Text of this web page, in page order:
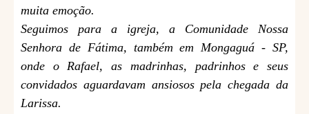
muita emoção.
Seguimos para a igreja, a Comunidade Nossa
Senhora de Fátima, também em Mongaguá - SP,
onde o Rafael, as madrinhas, padrinhos e seus
convidados aguardavam ansiosos pela chegada da
Larissa.